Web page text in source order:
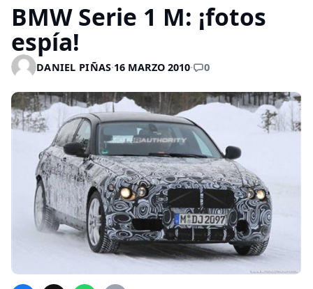
BMW Serie 1 M: ¡fotos
espía!
DANIEL PIÑAS·16 MARZO 2010· 0